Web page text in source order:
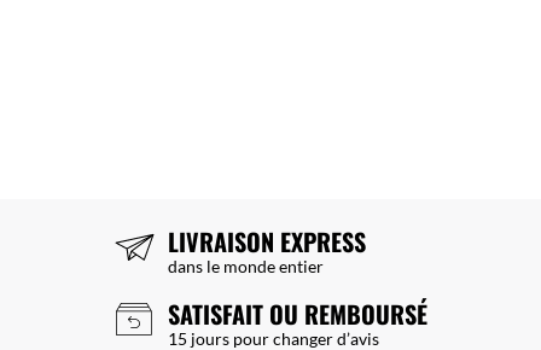
LIVRAISON EXPRESS
dans le monde entier
SATISFAIT OU REMBOURSÉ
15 jours pour changer d’avis